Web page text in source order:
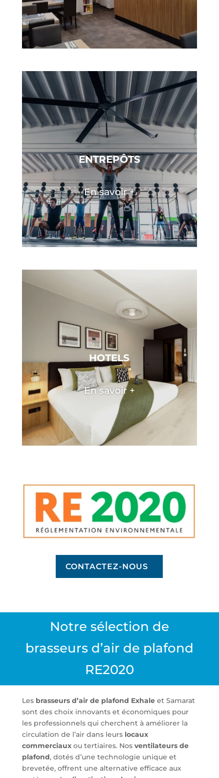
ENTREPÔTS
En savoir +
HOTELS
En savoir +
CONTACTEZ-NOUS
Notre sélection de
brasseurs d’air de plafond
RE2020
Les brasseurs d’air de plafond Exhaleet Samarat
sont des choix innovants et économiques pour
les professionnels qui cherchent à améliorer la
circulation de l’air dans leurs locaux
commerciauxou tertiaires. Nos ventilateurs de
plafond, dotés d’une technologie unique et
brevetée, offrent une alternative efficace aux